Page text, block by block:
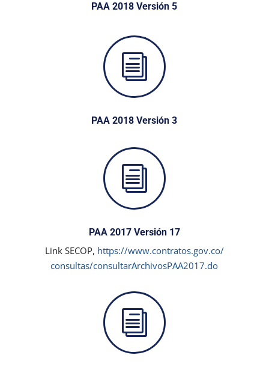
PAA 2018 Versión 5
i
PAA 2018 Versión 3
i
PAA 2017 Versión 17
Link SECOP, https://www.contratos.gov.co/
consultas/consultarArchivosPAA2017.do
i